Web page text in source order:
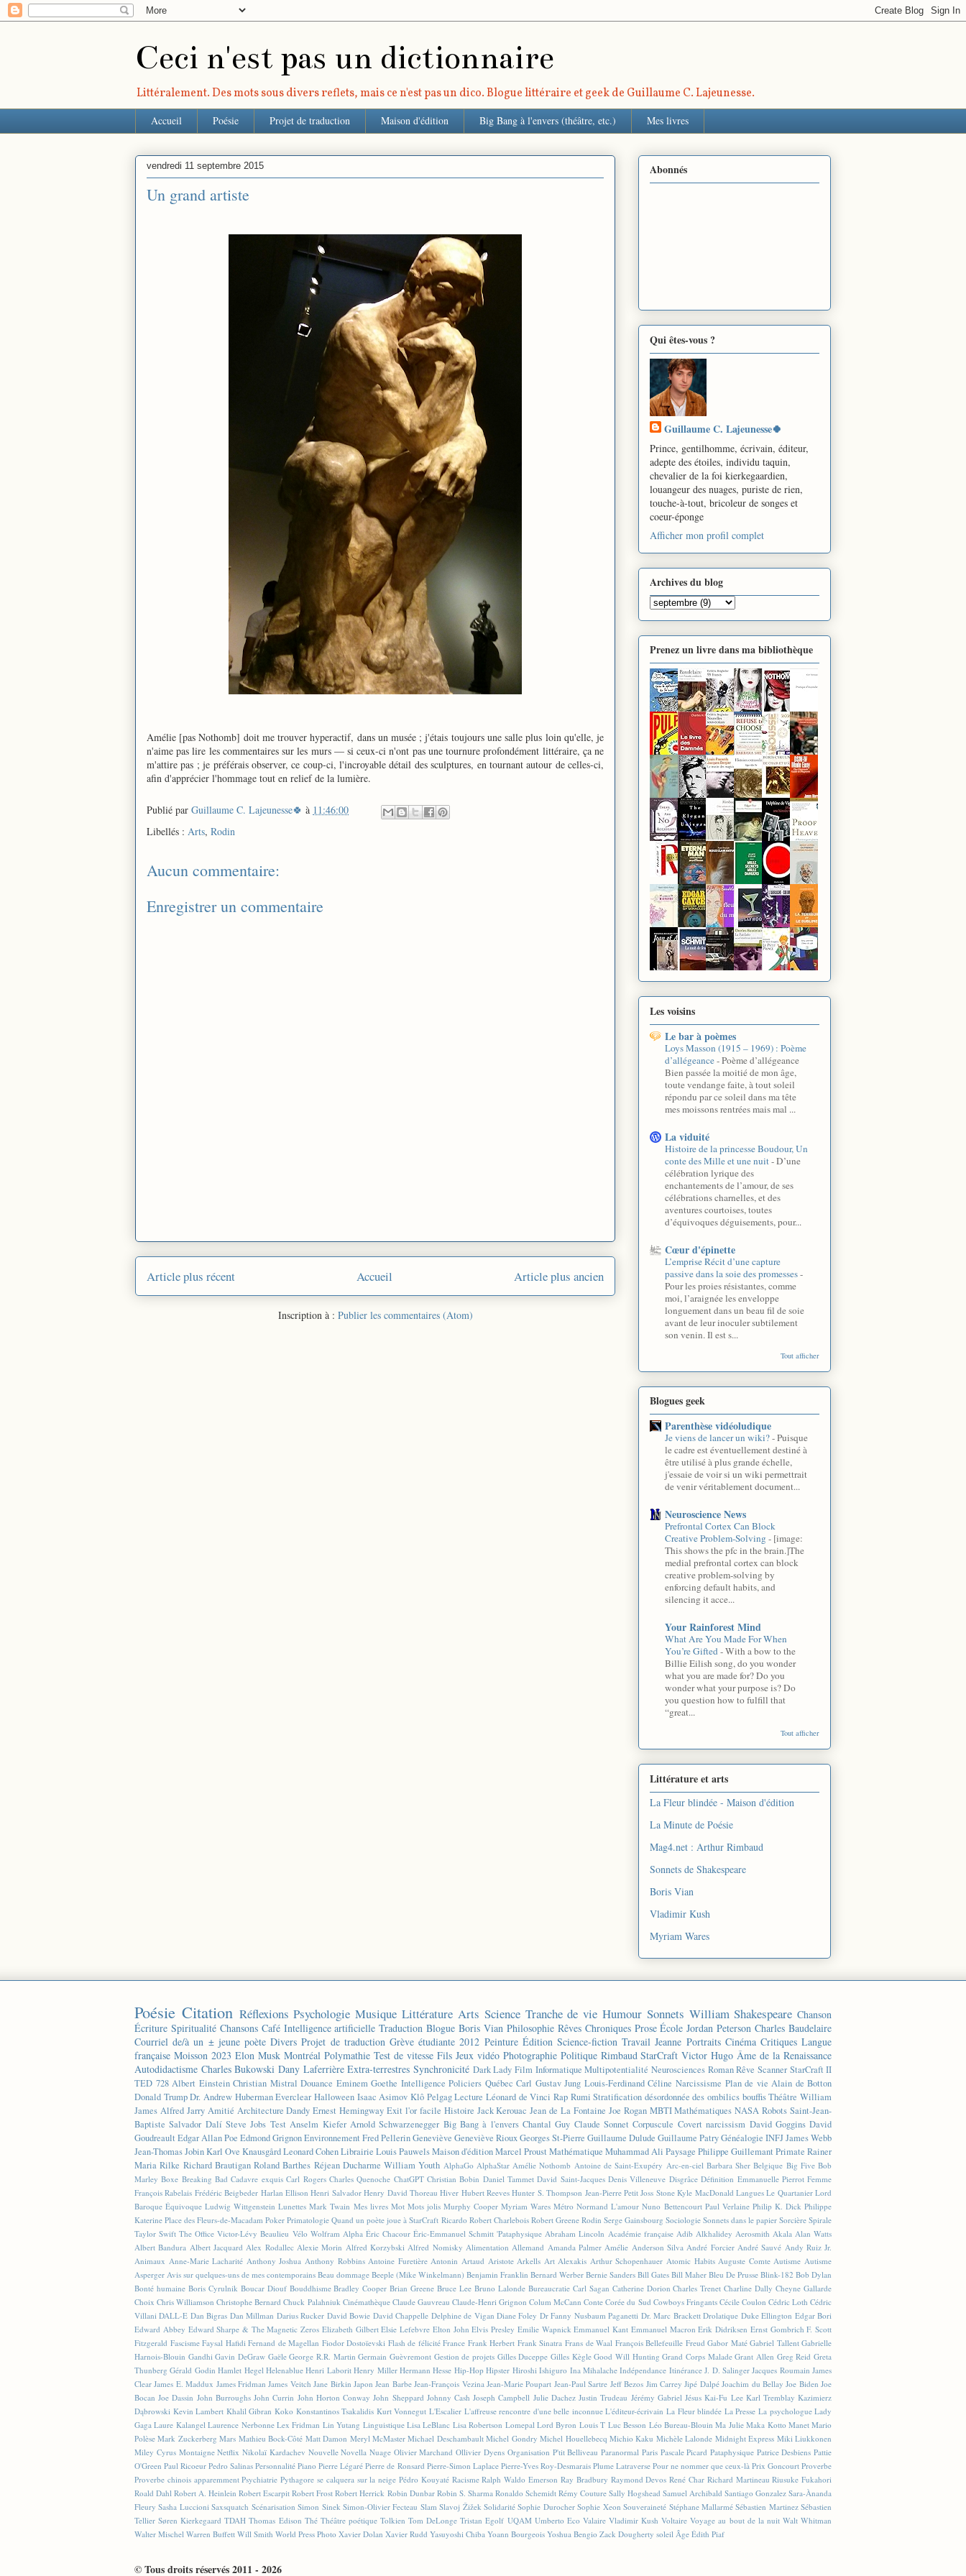
Ceci n'est pas un dictionnaire
Littéralement. Des mots sous divers reflets, mais ce n'est pas un dico. Blogue littéraire et geek de Guillaume C. Lajeunesse.
Accueil Poésie Projet de traduction Maison d'édition Big Bang à l'envers (théâtre, etc.) Mes livres
vendredi 11 septembre 2015
Un grand artiste
Amélie [pas Nothomb] doit me trouver hyperactif, dans un musée ; j'étais toujours une salle plus loin qu'elle, je
n'aime pas lire les commentaires sur les murs — si ceux-ci n'ont pas une tournure profondément littéraire, ça ne
m'attire pas ; je préférais observer, ce coup-ci, l'incroyable détail des sculptures, en tournant autour de celles-ci,
afin d'apprécier l'hommage tout en relief de la lumière.
Publié par Guillaume C. Lajeunesse🍀 à 11:46:00
Libellés : Arts, Rodin
Aucun commentaire:
Enregistrer un commentaire
Article plus récent Article plus ancien
Accueil
Inscription à : Publier les commentaires (Atom)
Abonnés
Qui êtes-vous ?
Guillaume C. Lajeunesse🍀
Prince, gentilhomme, écrivain, éditeur,
adepte des étoiles, individu taquin,
chevalier de la foi kierkegaardien,
louangeur des nuages, puriste de rien,
touche-à-tout, bricoleur de songes et
coeur-éponge
Afficher mon profil complet
Archives du blog
Prenez un livre dans ma bibliothèque
Les voisins
Le bar à poèmes
Loys Masson (1915 – 1969) : Poème
d’allégeance-Poème d’allégeance
Bien passée la moitié de mon âge,
toute vendange faite, à tout soleil
répondu par ce soleil dans ma tête
mes moissons rentrées mais mal ...
La viduité
Histoire de la princesse Boudour, Un
conte des Mille et une nuit-D’une
célébration lyrique des
enchantements de l’amour, de ses
célébrations charnelles, et des
aventures courtoises, toutes
d’équivoques déguisements, pour...
Cœur d'épinette
L’emprise Récit d’une capture
passive dans la soie des promesses-
Pour les proies résistantes, comme
moi, l’araignée les enveloppe
longuement dans un beau fil de soie
avant de leur inoculer subtilement
son venin. Il est s...
Tout afficher
Blogues geek
Parenthèse vidéoludique
Je viens de lancer un wiki?-Puisque
le cadre est éventuellement destiné à
être utilisé à plus grande échelle,
j'essaie de voir si un wiki permettrait
de venir véritablement document...
Neuroscience News
Prefrontal Cortex Can Block
Creative Problem-Solving - [image:
This shows the pfc in the brain.]The
medial prefrontal cortex can block
creative problem-solving by
enforcing default habits, and
silencing it acce...
Your Rainforest Mind
What Are You Made For When
You’re Gifted-With a bow to the
Billie Eilish song, do you wonder
what you are made for? Do you
wonder what your purpose is? Do
you question how to fulfill that
“great...
Tout afficher
Littérature et arts
La Fleur blindée - Maison d'édition
La Minute de Poésie
Mag4.net : Arthur Rimbaud
Sonnets de Shakespeare
Boris Vian
Vladimir Kush
Myriam Wares
Poésie Citation Réflexions Psychologie Musique Littérature Arts Science Tranche de vie Humour Sonnets William Shakespeare Chanson
Écriture Spiritualité Chansons Café Intelligence artificielle Traduction Blogue Boris Vian Philosophie Rêves Chroniques Prose École Jordan Peterson Charles Baudelaire
Courriel de/à un ± jeune poète Divers Projet de traduction Grève étudiante 2012 Peinture Édition Science-fiction Travail Jeanne Portraits Cinéma Critiques Langue
française Moisson 2023 Elon Musk Montréal Polymathie Test de vitesse Fils Jeux vidéo Photographie Politique Rimbaud StarCraft Victor Hugo Âme de la Renaissance
Autodidactisme Charles Bukowski Dany Laferrière Extra-terrestres Synchronicité Dark Lady Film Informatique Multipotentialité Neurosciences Roman Rêve Scanner StarCraft II
TED 728 Albert Einstein Christian Mistral Douance Eminem Goethe Intelligence Policiers Québec Carl Gustav Jung Louis-Ferdinand Céline Narcissisme Plan de vie Alain de Botton
Donald Trump Dr. Andrew Huberman Everclear Halloween Isaac Asimov Klô Pelgag Lecture Léonard de Vinci Rap Rumi Stratification désordonnée des ombilics bouffis Théâtre William
James Alfred Jarry Amitié Architecture Dandy Ernest Hemingway Exit l'or facile Histoire Jack Kerouac Jean de La Fontaine Joe Rogan MBTI Mathématiques NASA Robots Saint-Jean-
Baptiste Salvador Dalí Steve Jobs Test Anselm Kiefer Arnold Schwarzenegger Big Bang à l'envers Chantal Guy Claude Sonnet Corpuscule Covert narcissism David Goggins David
Goudreault Edgar Allan Poe Edmond GrignonEnvironnement Fred PellerinGeneviève Geneviève RiouxGeorges St-Pierre Guillaume Dulude Guillaume PatryGénéalogie INFJJames Webb
Jean-Thomas JobinKarl Ove KnausgårdLeonard CohenLibrairie Louis PauwelsMaison d'éditionMarcel Proust Mathématique Muhammad Ali Paysage Philippe Guillemant Primate Rainer
Maria Rilke Richard Brautigan Roland Barthes Réjean Ducharme William Youth AlphaGo AlphaStar Amélie Nothomb Antoine de Saint-Exupéry Arc-en-ciel Barbara Sher Belgique Big Five Bob
Marley Boxe Breaking Bad Cadavre exquis Carl Rogers Charles Quenoche ChatGPT Christian Bobin Daniel Tammet David Saint-Jacques Denis Villeneuve Disgrâce Définition Emmanuelle Pierrot Femme
François Rabelais Frédéric Beigbeder Harlan Ellison Henri Salvador Henry David Thoreau Hiver Hubert Reeves Hunter S. Thompson Jean-Pierre Petit Joss Stone Kyle MacDonald Langues Le Quartanier Lord
Baroque Équivoque Ludwig Wittgenstein Lunettes Mark Twain Mes livres Mot Mots jolis Murphy Cooper Myriam Wares Métro Normand L'amour Nuno Bettencourt Paul Verlaine Philip K. Dick Philippe
Katerine Place des Fleurs-de-Macadam Poker Primatologie Quand un poète joue à StarCraft Ricardo Robert Charlebois Robert Greene Rodin Serge Gainsbourg Sociologie Sonnets dans le papier Sorcière Spirale
Taylor Swift The Office Victor-Lévy Beaulieu Vélo Wolfram Alpha Éric Chacour Éric-Emmanuel Schmitt 'Pataphysique Abraham Lincoln Académie française Adib Alkhalidey Aerosmith Akala Alan Watts
Albert Bandura Albert Jacquard Alex Rodallec Alexie Morin Alfred Korzybski Alfred Nomisky Alimentation Allemand Amanda Palmer Amélie Anderson Silva André Forcier André Sauvé Andy Ruiz Jr.
Animaux Anne-Marie Lacharité Anthony Joshua Anthony Robbins Antoine Furetière Antonin Artaud Aristote Arkells Art Alexakis Arthur Schopenhauer Atomic Habits Auguste Comte Autisme Autisme
Asperger Avis sur quelques-uns de mes contemporains Beau dommage Beeple (Mike Winkelmann) Benjamin Franklin Bernard Werber Bernie Sanders Bill Gates Bill Maher Bleu De Prusse Blink-182 Bob Dylan
Bonté humaine Boris Cyrulnik Boucar Diouf Bouddhisme Bradley Cooper Brian Greene Bruce Lee Bruno Lalonde Bureaucratie Carl Sagan Catherine Dorion Charles Trenet Charline Dally Cheyne Gallarde
Choix Chris Williamson Christophe Bernard Chuck Palahniuk Cinémathèque Claude Gauvreau Claude-Henri Grignon Colum McCann Conte Corée du Sud Cowboys Fringants Cécile Coulon Cédric Loth Cédric
Villani DALL-E Dan Bigras Dan Millman Darius Rucker David Bowie David Chappelle Delphine de Vigan Diane Foley Dr Fanny Nusbaum Paganetti Dr. Marc Brackett Drolatique Duke Ellington Edgar Bori
Edward Abbey Edward Sharpe & The Magnetic Zeros Elizabeth Gilbert Elsie Lefebvre Elton John Elvis Presley Emilie Wapnick Emmanuel Kant Emmanuel Macron Erik Didriksen Ernst Gombrich F. Scott
Fitzgerald Fascisme Faysal Hafidi Fernand de Magellan Fiodor Dostoïevski Flash de félicité France Frank Herbert Frank Sinatra Frans de Waal François Bellefeuille Freud Gabor Maté Gabriel Tallent Gabrielle
Harnois-Blouin Gandhi Gavin DeGraw Gaële George R.R. Martin Germain Guèvremont Gestion de projets Gilles Duceppe Gilles Kègle Good Will Hunting Grand Corps Malade Grant Allen Greg Reid Greta
Thunberg Gérald Godin Hamlet Hegel Helenablue Henri Laborit Henry Miller Hermann Hesse Hip-Hop Hipster Hiroshi Ishiguro Ina Mihalache Indépendance Itinérance J. D. Salinger Jacques Roumain James
Clear James E. Maddux James Fridman James Veitch Jane Birkin Japon Jean Barbe Jean-François Vezina Jean-Marie Poupart Jean-Paul Sartre Jeff Bezos Jim Carrey Jipé Dalpé Joachim du Bellay Joe Biden Joe
Bocan Joe Dassin John Burroughs John Currin John Horton Conway John Sheppard Johnny Cash Joseph Campbell Julie Dachez Justin Trudeau Jérémy Gabriel Jésus Kai-Fu Lee Karl Tremblay Kazimierz
Dąbrowski Kevin Lambert Khalil Gibran Koko Konstantinos Tsakalidis Kurt Vonnegut L'Escalier L'affreuse rencontre d'une belle inconnue L'éditeur-écrivain La Fleur blindée La Presse La psychologue Lady
Gaga Laure Kalangel Laurence Nerbonne Lex Fridman Lin Yutang Linguistique Lisa LeBlanc Lisa Robertson Lomepal Lord Byron Louis T Luc Besson Léo Bureau-Blouin Ma Julie Maka Kotto Manet Mario
Polèse Mark Zuckerberg Mars Mathieu Bock-Côté Matt Damon Meryl McMaster Michael Deschambault Michel Gondry Michel Houellebecq Michio Kaku Michèle Lalonde Midnight Express Miki Liukkonen
Miley Cyrus Montaigne Netflix Nikolaï Kardachev Nouvelle Novella Nuage Olivier Marchand Ollivier Dyens Organisation P'tit Belliveau Paranormal Paris Pascale Picard Pataphysique Patrice Desbiens Pattie
O'Green Paul Ricoeur Pedro Salinas Personnalité Piano Pierre Légaré Pierre de Ronsard Pierre-Simon Laplace Pierre-Yves Roy-Desmarais Plume Latraverse Pour ne nommer que ceux-là Prix Goncourt Proverbe
Proverbe chinois apparemment Psychiatrie Pythagore se calquera sur la neige Pédro Kouyaté Racisme Ralph Waldo Emerson Ray Bradbury Raymond Devos René Char Richard Martineau Riusuke Fukahori
Roald Dahl Robert A. Heinlein Robert Escarpit Robert Frost Robert Herrick Robin Dunbar Robin S. Sharma Ronaldo Schemidt Rémy Couture Sally Hogshead Samuel Archibald Santiago Gonzalez Sara-Ànanda
Fleury Sasha Luccioni Saxsquatch Scénarisation Simon Sinek Simon-Olivier Fecteau Slam Slavoj Žižek Solidarité Sophie Durocher Sophie Xeon Souveraineté Stéphane Mallarmé Sébastien Martinez Sébastien
Tellier Søren Kierkegaard TDAH Thomas Edison Thé Théâtre poétique Tolkien Tom DeLonge Tristan Egolf UQAM Umberto Eco Valaire Vladimir Kush Voltaire Voyage au bout de la nuit Walt Whitman
Walter Mischel Warren Buffett Will Smith World Press Photo Xavier Dolan Xavier Rudd Yasuyoshi Chiba Yoann Bourgeois Yoshua Bengio Zack Dougherty soleil Âge Édith Piaf
© Tous droits réservés 2011 - 2026